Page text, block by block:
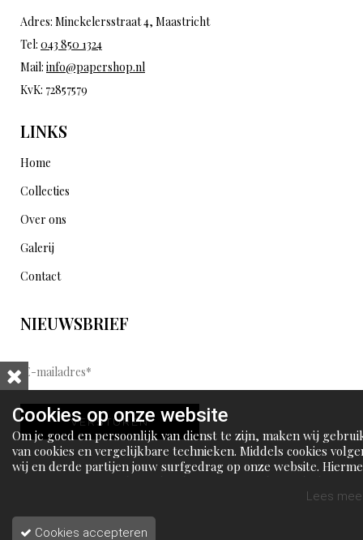
Adres: Minckelersstraat 4, Maastricht
Tel: 043 850 1324
Mail: info@papershop.nl
KvK: 72857579
LINKS
Home
Collecties
Over ons
Galerij
Contact
NIEUWSBRIEF
E
-
m
a
i
l
d
VERSTUREN
Cookies op onze website
Om je goed en persoonlijk van dienst te zijn, maken wij
van cookies en vergelijkbare technieken. Middels cookies
wij en derde partijen jouw surfgedrag op onze website.
Lees
Cookies accepteren